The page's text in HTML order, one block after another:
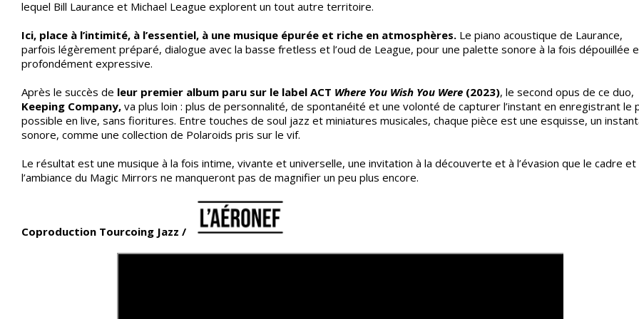
lequel Bill Laurance et Michael League explorent un tout autre territoire.
Ici, place à l’intimité, à l’essentiel, à une musique épurée et riche en atmosphères. Le piano acoustique de Laurance,
parfois légèrement préparé, dialogue avec la basse fretless et l’oud de League, pour une palette sonore à la fois dépouillée
profondément expressive.
Après le succès de leur premier album paru sur le label ACT Where You Wish You Were (2023), le second opus de ce duo,
Keeping Company, va plus loin : plus de personnalité, de spontanéité et une volonté de capturer l’instant en enregistrant le
possible en live, sans fioritures. Entre touches de soul jazz et miniatures musicales, chaque pièce est une esquisse, un
sonore, comme une collection de Polaroids pris sur le vif.
Le résultat est une musique à la fois intime, vivante et universelle, une invitation à la découverte et à l’évasion que le cadre et
l’ambiance du Magic Mirrors ne manqueront pas de magnifier un peu plus encore.
Coproduction Tourcoing Jazz /